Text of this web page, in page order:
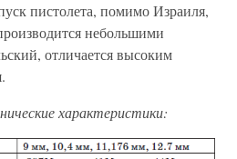
пистолета, помимо Израиля,
небольшими
отличается высоким
характеристики: